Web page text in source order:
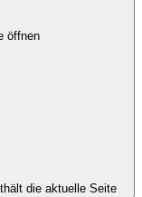
öffnen
die aktuelle Seite